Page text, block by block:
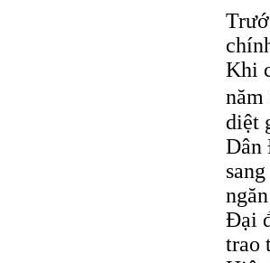
Khi
năm
diệt
Dân
Ðại
trao